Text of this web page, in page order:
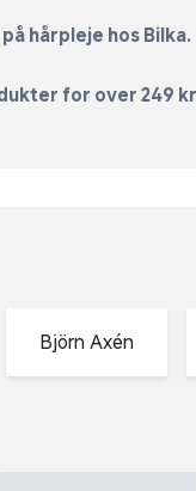
hårpleje hos Bilka.
for over 249